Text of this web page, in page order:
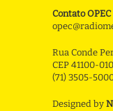
Contato OPEC
Rua Conde
CEP 41100-
(71) 3505-
Designed by